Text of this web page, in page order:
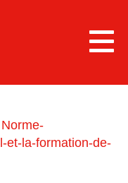
Norme-
et-la-formation-de-